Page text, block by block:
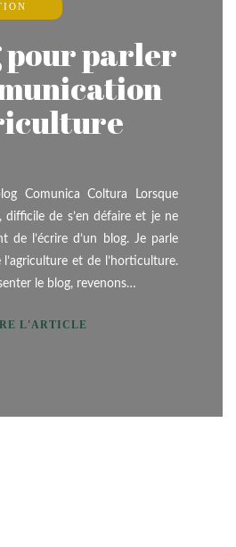
pour parler
Comunica Coltura Lorsque
difficile de s’en défaire et je ne
de l’écrire d’un blog. Je parle
et de l’horticulture.
le blog, revenons…
L'ARTICLE